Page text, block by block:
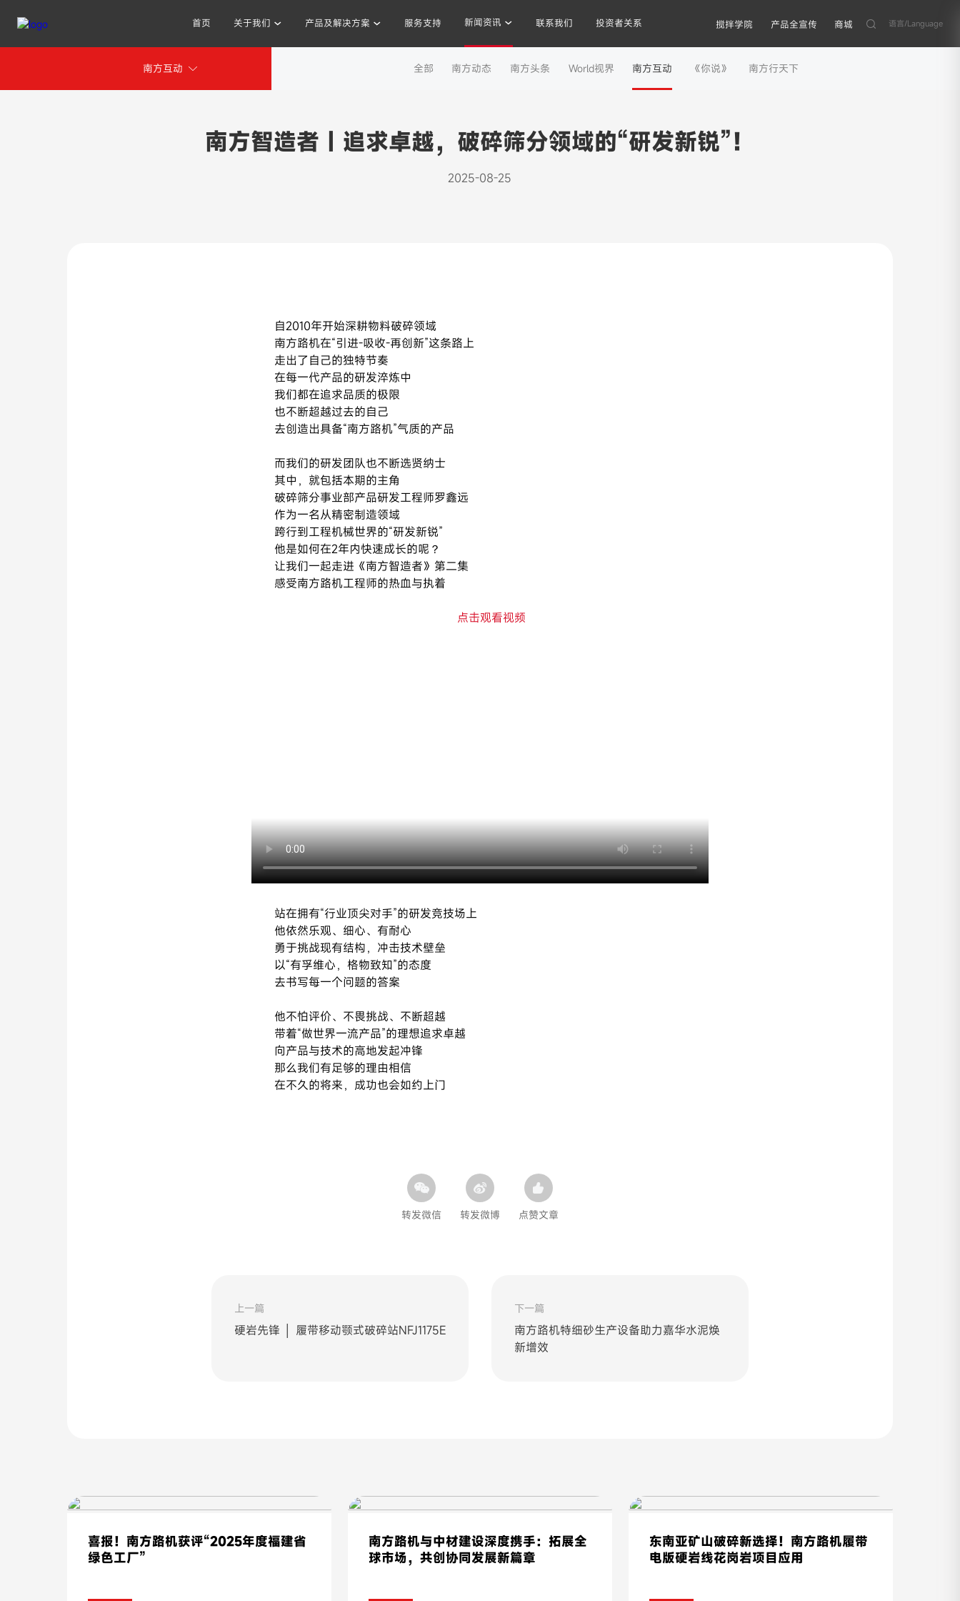
首页 关于我们 产品及解决方案 服务支持 新闻资讯 联系我们 投资者关系 搅拌学院 产品全宣传 商城
其他人也在搜索:
语言/Language
新闻资讯
南方互动 全部 南方动态 南方头条 World视界 南方互动 《你说》 南方行天下
南方智造者 | 追求卓越，破碎筛分领域的“研发新锐”！
2025-08-25
自2010年开始深耕物料破碎领域
南方路机在“引进-吸收-再创新”这条路上
走出了自己的独特节奏
在每一代产品的研发淬炼中
我们都在追求品质的极限
也不断超越过去的自己
去创造出具备“南方路机”气质的产品
而我们的研发团队也不断选贤纳士
其中，就包括本期的主角
破碎筛分事业部产品研发工程师罗鑫远
作为一名从精密制造领域
跨行到工程机械世界的“研发新锐”
他是如何在2年内快速成长的呢？
让我们一起走进《南方智造者》第二集
感受南方路机工程师的热血与执着
点击观看视频
站在拥有“行业顶尖对手”的研发竞技场上
他依然乐观、细心、有耐心
勇于挑战现有结构，冲击技术壁垒
以“有孚维心，格物致知”的态度
去书写每一个问题的答案
他不怕评价、不畏挑战、不断超越
带着“做世界一流产品”的理想追求卓越
向产品与技术的高地发起冲锋
那么我们有足够的理由相信
在不久的将来，成功也会如约上门
转发微信 转发微博 点赞文章
上一篇
硬岩先锋 │ 履带移动颚式破碎站NFJ1175E
下一篇
南方路机特细砂生产设备助力嘉华水泥焕
新增效
喜报！南方路机获评“2025年度福建省
绿色工厂”
南方路机与中材建设深度携手：拓展全
球市场，共创协同发展新篇章
东南亚矿山破碎新选择！南方路机履带
电版硬岩线花岗岩项目应用